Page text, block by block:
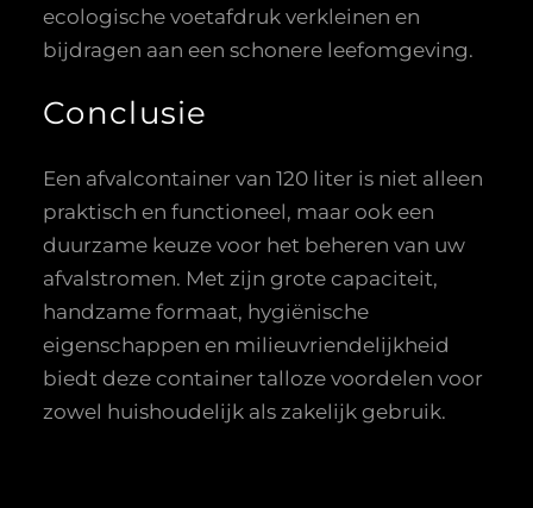
ecologische voetafdruk verkleinen en
bijdragen aan een schonere leefomgeving.
Conclusie
Een afvalcontainer van 120 liter is niet alleen
praktisch en functioneel, maar ook een
duurzame keuze voor het beheren van uw
afvalstromen. Met zijn grote capaciteit,
handzame formaat, hygiënische
eigenschappen en milieuvriendelijkheid
biedt deze container talloze voordelen voor
zowel huishoudelijk als zakelijk gebruik.